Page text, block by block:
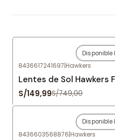
Agotado
Disponible
8436617241697|Hawkers
Lentes de Sol Hawkers
S/149,99S/749,00
Agotado
Disponible
8436603568876|Hawkers